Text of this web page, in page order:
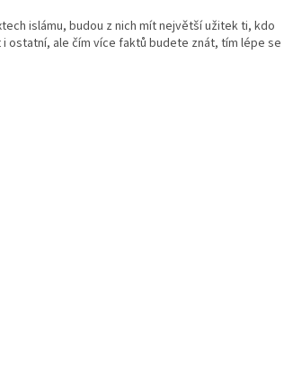
islámu, budou z nich mít největší užitek ti, kdo
ostatní, ale čím více faktů budete znát, tím lépe se